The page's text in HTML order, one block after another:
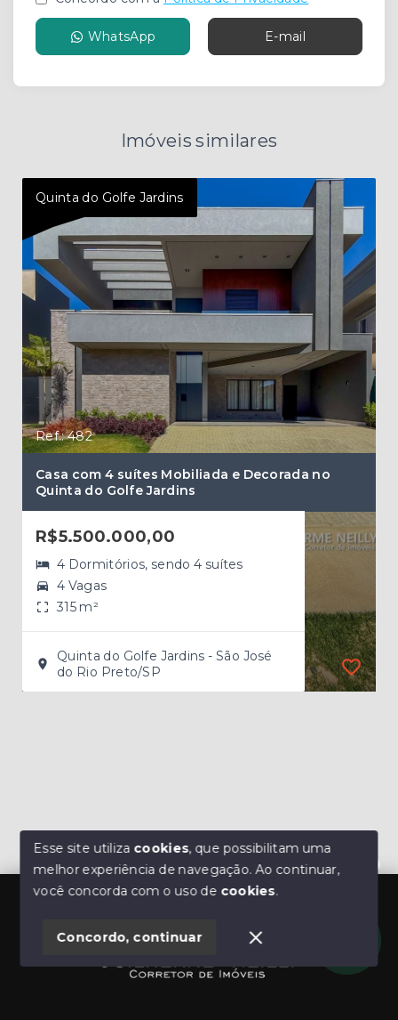
WhatsApp E-mail
Imóveis similares
Quinta do Golfe Jardins
Ref.: 482
Casa com 4 suítes Mobiliada e Decorada no
Quinta do Golfe Jardins
R$5.500.000,00
4 Dormitórios, sendo 4 suítes
4 Vagas
315 m²
Quinta do Golfe Jardins - São José
do Rio Preto/SP
Olá! Estamos disponíveis para te ajudar.
Esse site utiliza cookies, que possibilitam uma
melhor experiência de navegação.Ao continuar,
você concorda com o uso de cookies.
Concordo, continuar